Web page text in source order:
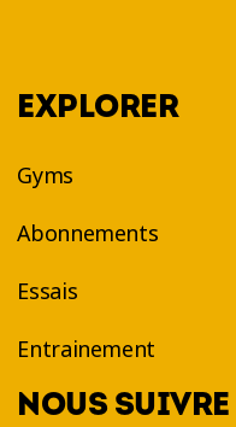
EXPLORER
Gyms
Abonnements
Essais
Entrainement
NOUS SUIVRE